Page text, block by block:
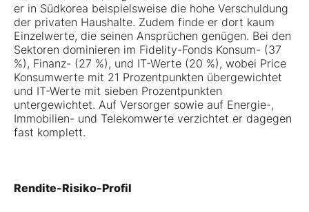
er in Südkorea beispielsweise die hohe Verschuldung
der privaten Haushalte. Zudem finde er dort kaum
Einzelwerte, die seinen Ansprüchen genügen. Bei den
Sektoren dominieren im Fidelity-Fonds Konsum- (37
%), Finanz- (27 %), und IT-Werte (20 %), wobei Price
Konsumwerte mit 21 Prozentpunkten übergewichtet
und IT-Werte mit sieben Prozentpunkten
untergewichtet. Auf Versorger sowie auf Energie-,
Immobilien- und Telekomwerte verzichtet er dagegen
fast komplett.
Rendite-Risiko-Profil